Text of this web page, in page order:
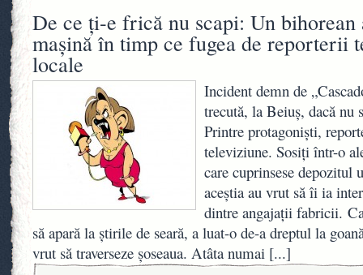
De ce ţi-e frică nu scapi: Un
maşină în timp ce fugea de reporterii
locale
Incident demn de
trecută, la Beiuş, dacă
Printre protagonişti,
televiziune. Sosiţi într-o
care cuprinsese depozitul
aceştia au vrut să îi ia
dintre angajaţii fabricii.
să apară la ştirile de seară, a luat-o de-a dreptul la
vrut să traverseze şoseaua. Atâta numai [...]